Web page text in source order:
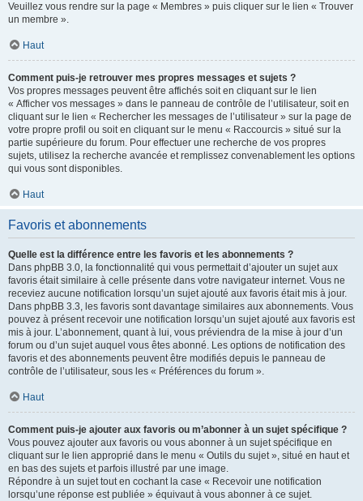
Veuillez vous rendre sur la page « Membres » puis cliquer sur le lien « Trouver
un membre ».
Haut
Comment puis-je retrouver mes propres messages et sujets ?
Vos propres messages peuvent être affichés soit en cliquant sur le lien
« Afficher vos messages » dans le panneau de contrôle de l’utilisateur, soit en
cliquant sur le lien « Rechercher les messages de l’utilisateur » sur la page de
votre propre profil ou soit en cliquant sur le menu « Raccourcis » situé sur la
partie supérieure du forum. Pour effectuer une recherche de vos propres
sujets, utilisez la recherche avancée et remplissez convenablement les options
qui vous sont disponibles.
Haut
Favoris et abonnements
Quelle est la différence entre les favoris et les abonnements ?
Dans phpBB 3.0, la fonctionnalité qui vous permettait d’ajouter un sujet aux
favoris était similaire à celle présente dans votre navigateur internet. Vous ne
receviez aucune notification lorsqu’un sujet ajouté aux favoris était mis à jour.
Dans phpBB 3.3, les favoris sont davantage similaires aux abonnements. Vous
pouvez à présent recevoir une notification lorsqu’un sujet ajouté aux favoris est
mis à jour. L’abonnement, quant à lui, vous préviendra de la mise à jour d’un
forum ou d’un sujet auquel vous êtes abonné. Les options de notification des
favoris et des abonnements peuvent être modifiés depuis le panneau de
contrôle de l’utilisateur, sous les « Préférences du forum ».
Haut
Comment puis-je ajouter aux favoris ou m’abonner à un sujet spécifique ?
Vous pouvez ajouter aux favoris ou vous abonner à un sujet spécifique en
cliquant sur le lien approprié dans le menu « Outils du sujet », situé en haut et
en bas des sujets et parfois illustré par une image.
Répondre à un sujet tout en cochant la case « Recevoir une notification
lorsqu’une réponse est publiée » équivaut à vous abonner à ce sujet.